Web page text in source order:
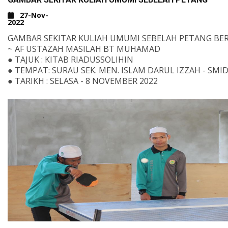
27-Nov-
2022
GAMBAR SEKITAR KULIAH UMUMI SEBELAH PETANG
~ AF USTAZAH MASILAH BT MUHAMAD
● TAJUK : KITAB RIADUSSOLIHIN
● TEMPAT: SURAU SEK. MEN. ISLAM DARUL IZZAH -
● TARIKH : SELASA - 8 NOVEMBER 2022
DI DARUL IZZAH BOLEH SALURKAN TERUS KE AKAUN
ISLAM BERIKUT;
0208 4010 035 015
TABUNG PEMBANGUNAN DARUL IZZAH
0208 4010 034 038